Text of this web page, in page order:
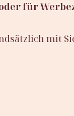
für
mit